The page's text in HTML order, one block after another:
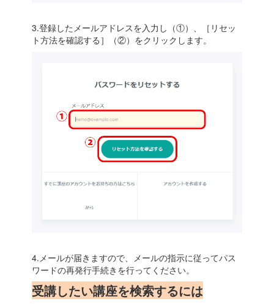
3.登録したメールアドレスを入力し（①）、［リセッ
ト方法を確認する］（②）をクリックします。
4.メールが届きますので、メールの指示に従ってパス
ワードの再発行手続きを行ってください。
受講したい講座を検索するには